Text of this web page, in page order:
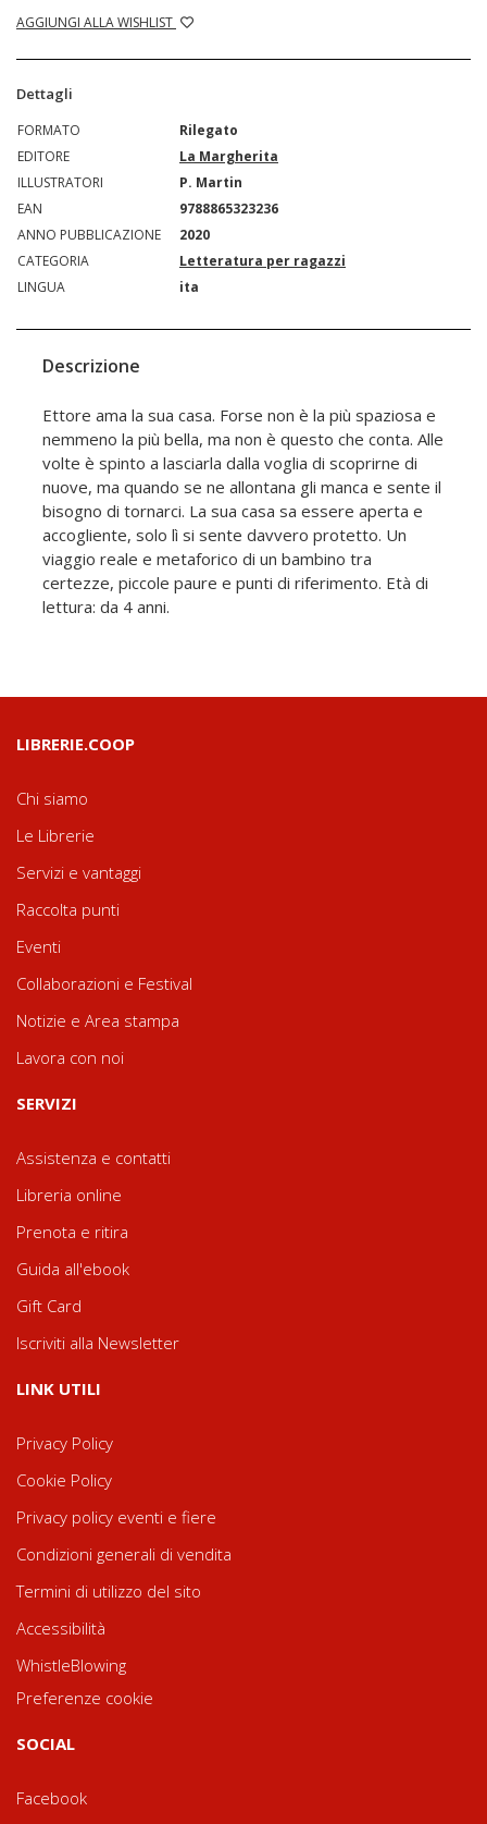
AGGIUNGI ALLA WISHLIST
Dettagli
FORMATO
Rilegato
EDITORE
La Margherita
ILLUSTRATORI
P. Martin
EAN
9788865323236
ANNO PUBBLICAZIONE
2020
CATEGORIA
Letteratura per ragazzi
LINGUA
ita
Descrizione
Ettore ama la sua casa. Forse non è la più spaziosa e
nemmeno la più bella, ma non è questo che conta. Alle
volte è spinto a lasciarla dalla voglia di scoprirne di
nuove, ma quando se ne allontana gli manca e sente il
bisogno di tornarci. La sua casa sa essere aperta e
accogliente, solo lì si sente davvero protetto. Un
viaggio reale e metaforico di un bambino tra
certezze, piccole paure e punti di riferimento. Età di
lettura: da 4 anni.
LIBRERIE.COOP
Chi siamo
Le Librerie
Servizi e vantaggi
Raccolta punti
Eventi
Collaborazioni e Festival
Notizie e Area stampa
Lavora con noi
SERVIZI
Assistenza e contatti
Libreria online
Prenota e ritira
Guida all'ebook
Gift Card
Iscriviti alla Newsletter
LINK UTILI
Privacy Policy
Cookie Policy
Privacy policy eventi e fiere
Condizioni generali di vendita
Termini di utilizzo del sito
Accessibilità
WhistleBlowing
Preferenze cookie
SOCIAL
Facebook